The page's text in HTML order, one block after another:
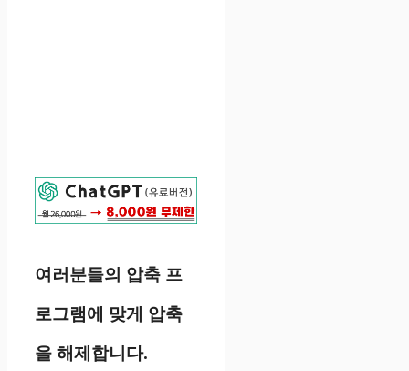
여러분들의 압축 프
로그램에 맞게 압축
을 해제합니다.